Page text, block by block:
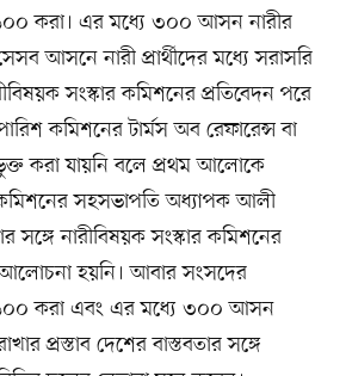
করা। এর মধ্যে ৩০০ আসন নারীর
আসনে নারী প্রার্থীদের মধ্যে সরাসরি
সংস্কার কমিশনের প্রতিবেদন পরে
কমিশনের টার্মস অব রেফারেন্স বা
করা যায়নি বলে প্রথম আলোকে
সহসভাপতি অধ্যাপক আলী
নারীবিষয়ক সংস্কার কমিশনের
হয়নি। আবার সংসদের
করা এবং এর মধ্যে ৩০০ আসন
প্রস্তাব দেশের বাস্তবতার সঙ্গে